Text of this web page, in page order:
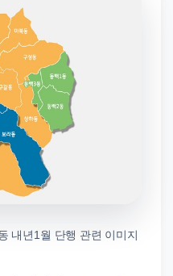
내년1월 단행 관련 이미지